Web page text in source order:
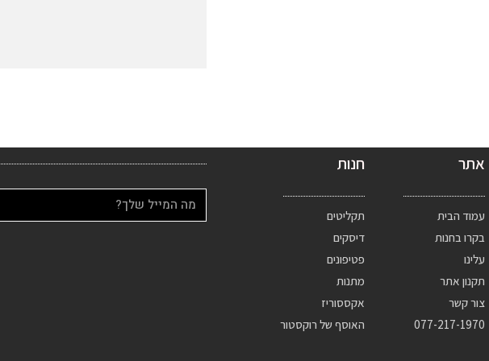
אתר
עמוד הבית
בקרו בחנות
עלינו
תקנון אתר
צור קשר
077-217-1970
חנות
תקליטים
דיסקים
פטיפונים
מתנות
אקססוריז
האוסף של רוקסטור